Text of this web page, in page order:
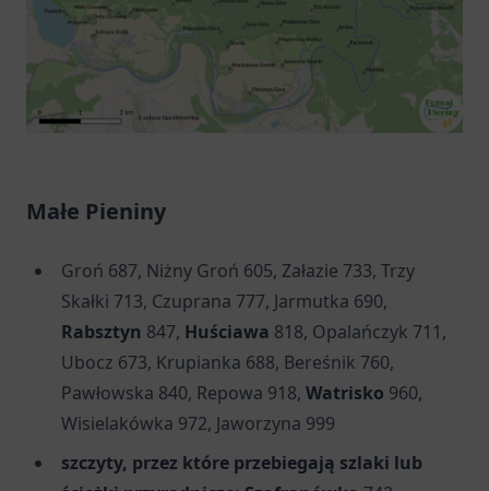
Małe Pieniny
Groń 687, Niżny Groń 605, Załazie 733, Trzy
Skałki 713, Czuprana 777, Jarmutka 690,
Rabsztyn 847, Huściawa 818, Opalańczyk 711,
Ubocz 673, Krupianka 688, Bereśnik 760,
Pawłowska 840, Repowa 918, Watrisko 960,
Wisielakówka 972, Jaworzyna 999
szczyty, przez które przebiegają szlaki lub